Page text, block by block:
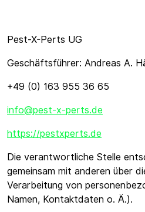
Pest-X-Perts UG
Geschäftsführer: Andreas A.
+49 (0) 163 955 36 65
info@pest-x-perts.de
https://pestxperts.de
Die verantwortliche Stelle
gemeinsam mit anderen über
Verarbeitung von
Namen, Kontaktdaten o. Ä.).